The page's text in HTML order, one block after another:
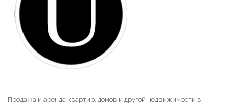
Продажа и аренда квартир, домов и другой недвижимости в